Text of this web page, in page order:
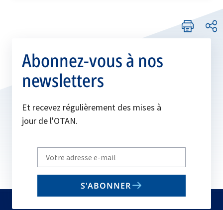
Abonnez-vous à nos
newsletters
Et recevez régulièrement des mises à
jour de l'OTAN.
Write
your
email
S'ABONNER